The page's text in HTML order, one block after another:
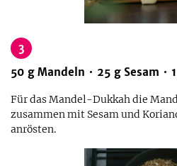
3
50 g Mandeln 25 g Sesam
Für das Mandel-Dukkah die
zusammen mit Sesam und
anrösten.